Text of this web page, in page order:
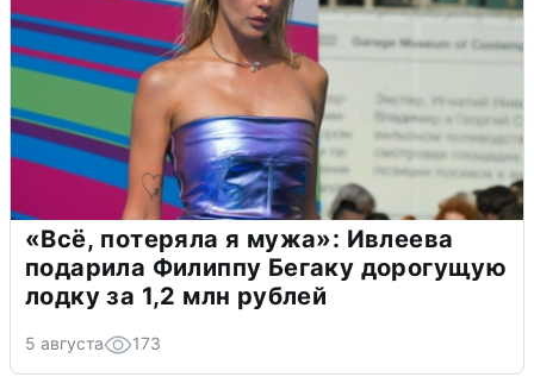
«Всё, потеряла я мужа»: Ивлеева
подарила Филиппу Бегаку дорогущую
лодку за 1,2 млн рублей
5 августа 173